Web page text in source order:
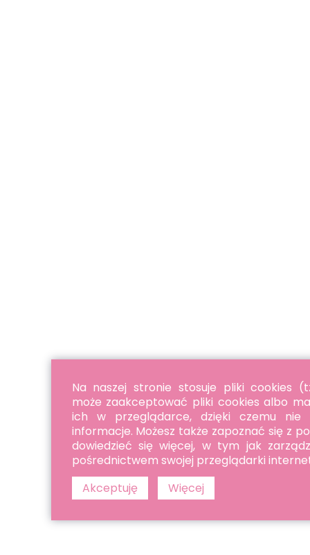
Na naszej stronie stosuje pliki cookies
może zaakceptować pliki cookies albo
ich w przeglądarce, dzięki czemu nie
informacje. Możesz także zapoznać się z
dowiedzieć się więcej, w tym jak
pośrednictwem swojej przeglądarki
Akceptuję
Więcej